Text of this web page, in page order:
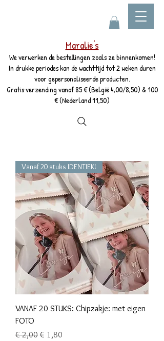
Maralie's
We verwerken de bestellingen zoals ze binnenkomen!
In drukke periodes kan de wachttijd tot 2 weken duren
voor gepersonaliseerde producten.
Gratis verzending vanaf 85 € (België 4,00/8,50) & 100
€ (Nederland 11,50)
Vanaf 20 stuks IDENTIEK!
VANAF 20 STUKS: Chipzakje: met eigen
FOTO
Normale prijs
€ 2,00 Verkoopprijs
€ 1,80